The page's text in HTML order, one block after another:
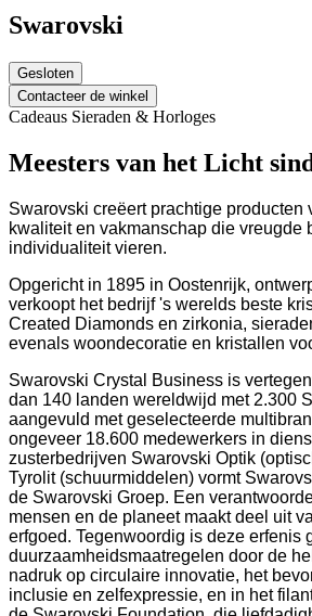
Swarovski
Gesloten
Contacteer de winkel
Cadeaus Sieraden & Horloges
Meesters van het Licht
Swarovski creëert prachtige producten
kwaliteit en vakmanschap die vreugde
individualiteit vieren.
Opgericht in 1895 in Oostenrijk,
verkoopt het bedrijf 's werelds beste
Created Diamonds en zirkonia,
evenals woondecoratie en kristallen
Swarovski Crystal Business is
dan 140 landen wereldwijd met 2.300
aangevuld met geselecteerde
ongeveer 18.600 medewerkers in
zusterbedrijven Swarovski Optik
Tyrolit (schuurmiddelen) vormt
de Swarovski Groep. Een
mensen en de planeet maakt deel uit
erfgoed. Tegenwoordig is deze erfenis
duurzaamheidsmaatregelen door de
nadruk op circulaire innovatie, het
inclusie en zelfexpressie, en in het